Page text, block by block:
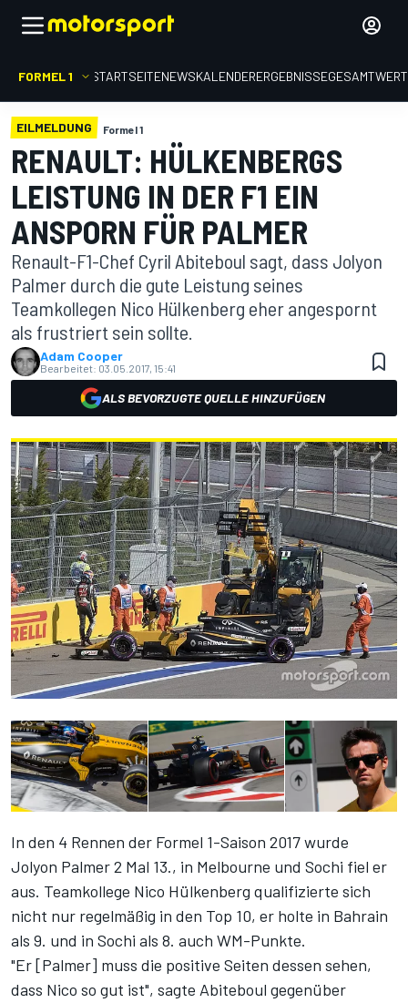
FORMEL 1 STARTSEITENEWSKALENDERERGEBNISSE
EILMELDUNG Formel 1
RENAULT: HÜLKENBERGS
LEISTUNG IN DER F1 EIN
ANSPORN FÜR PALMER
Renault-F1-Chef Cyril Abiteboul sagt, dass Jolyon
Palmer durch die gute Leistung seines
Teamkollegen Nico Hülkenberg eher angespornt
als frustriert sein sollte.
Adam Cooper
Bearbeitet: 03.05.2017, 15:41
ALS BEVORZUGTE QUELLE HINZUFÜGEN
In den 4 Rennen der Formel 1-Saison 2017 wurde
Jolyon Palmer 2 Mal 13., in Melbourne und Sochi fiel er
aus. Teamkollege Nico Hülkenberg qualifizierte sich
nicht nur regelmäßig in den Top 10, er holte in Bahrain
als 9. und in Sochi als 8. auch WM-Punkte.
"Er [Palmer] muss die positive Seiten dessen sehen,
dass Nico so gut ist", sagte Abiteboul gegenüber